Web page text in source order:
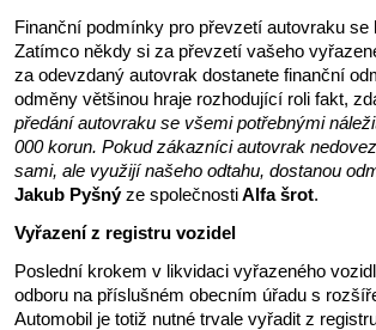
Finanční podmínky pro převzetí autovraku se
Zatímco někdy si za převzetí vašeho
za odevzdaný autovrak dostanete finanční
odměny většinou hraje rozhodující roli fakt,
předání autovraku se všemi potřebnými
000 korun. Pokud zákazníci autovrak
sami, ale využijí našeho odtahu, dostanou
Jakub Pyšnýze společnostiAlfa šrot.
Vyřazení z registru vozidel
Poslední krokem v likvidaci vyřazeného
odboru na příslušném obecním úřadu s
Automobil je totiž nutné trvale vyřadit z